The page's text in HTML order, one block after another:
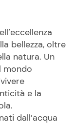
bellezza, oltre
natura. Un
mondo
e la
dall’acqua